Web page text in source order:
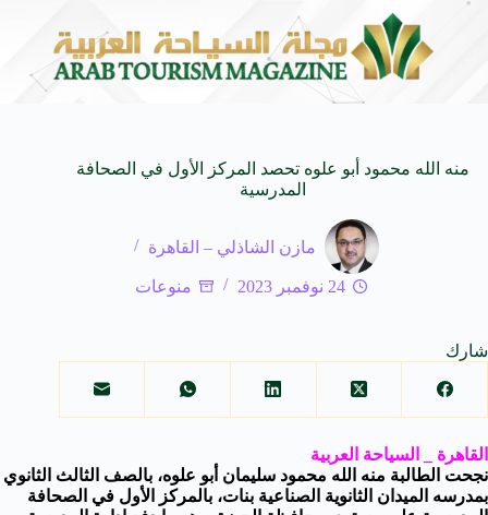
المنظمة العربية للسياحة تدعو لتخصيص خط هاتفي موحد 126 لتلقى بلاغات السائحين عند تعرضهم لأي مشاكل أثناء رحلاتهم السياحية
منه الله محمود أبو علوه تحصد المركز الأول في الصحافة
المدرسية
مازن الشاذلي – القاهرة
24 نوفمبر 2023 منوعات
شارك
القاهرة _ السياحة العربية
نجحت الطالبة منه الله محمود سليمان أبو علوه، بالصف الثالث الثانوي
بمدرسه الميدان الثانوية الصناعية بنات، بالمركز الأول في الصحافة